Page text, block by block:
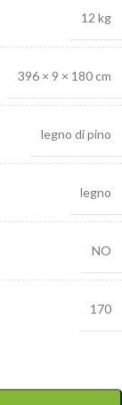
12 kg
396 × 9 × 180 cm
legno di pino
legno
NO
170